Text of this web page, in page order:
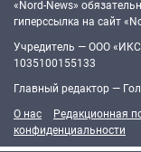
«Nord-News»
гиперссылка на сайт
Учредитель — ООО
1035100155133
Главный редактор —
О нас
Редакционная
конфиденциальности